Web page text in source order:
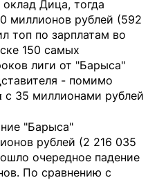
Дица, тогда
миллионов рублей (592
топ по зарплатам во
150 самых
лиги от "Барыса"
- помимо
с 35 миллионами рублей
"Барыса"
рублей (2 216 035
очередное падение
По сравнению с